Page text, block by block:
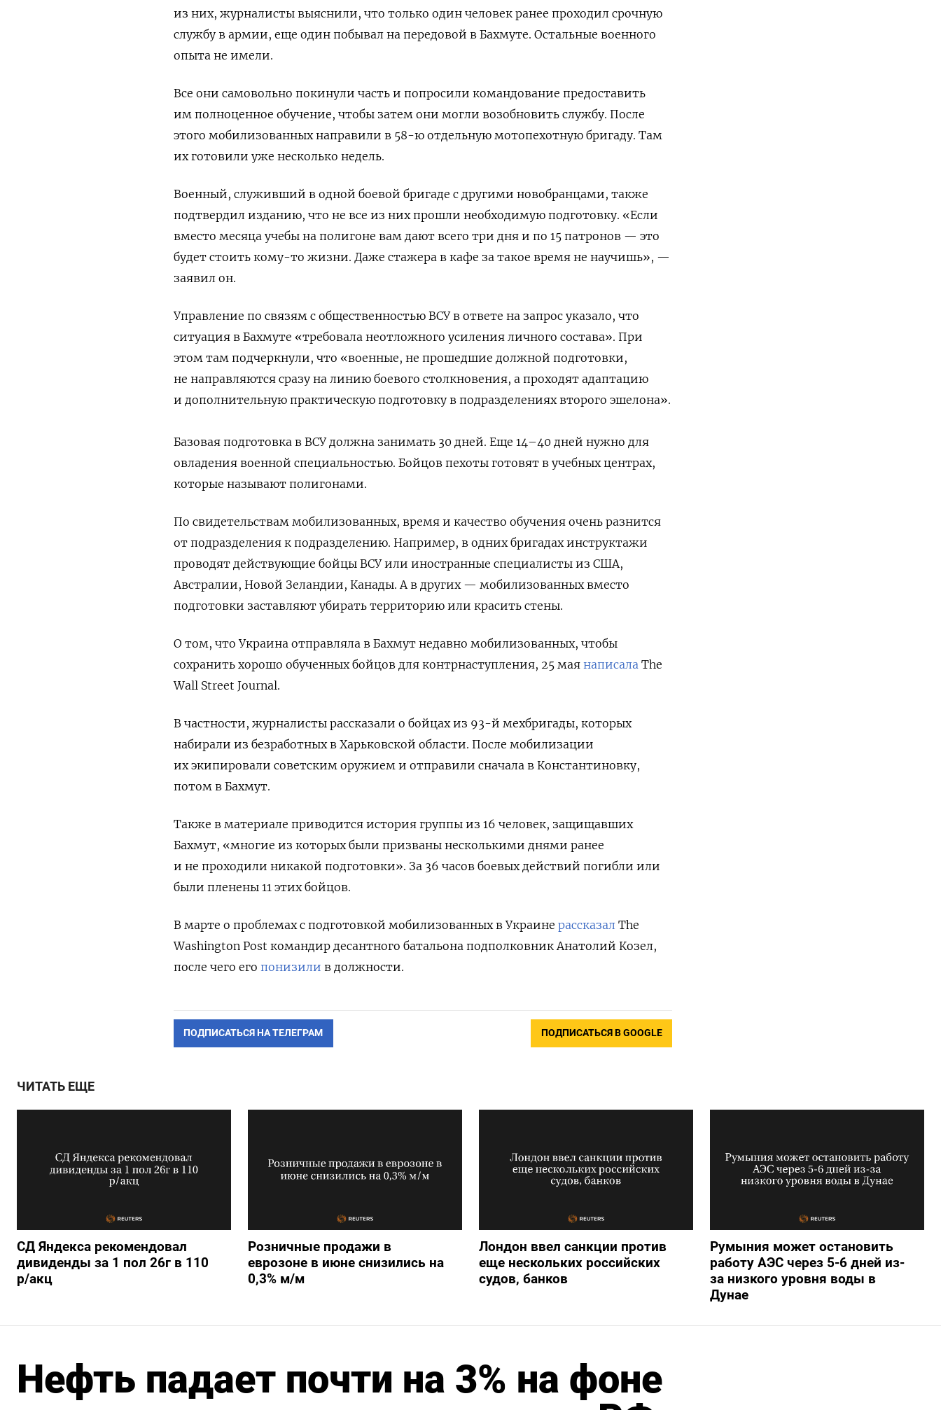
из них, журналисты выяснили, что только один человек ранее проходил срочную
службу в армии, еще один побывал на передовой в Бахмуте. Остальные военного
опыта не имели.
Все они самовольно покинули часть и попросили командование предоставить
им полноценное обучение, чтобы затем они могли возобновить службу. После
этого мобилизованныхнаправили в 58-ю отдельную мотопехотную бригаду. Там
их готовили уже несколько недель.
Военный, служивший в одной боевой бригаде с другими новобранцами, также
подтвердил изданию, что не все из них прошли необходимую подготовку. «Если
вместо месяца учебы на полигоне вам дают всего три дня и по 15 патронов — это
будет стоить кому-то жизни. Даже стажера в кафе за такое время не научишь», —
заявил он.
Управление по связям с общественностью ВСУ в ответе на запрос указало, что
ситуация в Бахмуте «требовала неотложного усиления личного состава». При
этом там подчеркнули, что «военные, не прошедшие должной подготовки,
не направляются сразу на линию боевого столкновения, а проходят адаптацию
и дополнительную практическую подготовку в подразделениях второго эшелона».
Базовая подготовка в ВСУ должна занимать 30 дней. Еще 14–40 дней нужно для
овладения военной специальностью. Бойцов пехоты готовят в учебных центрах,
которые называют полигонами.
По свидетельствам мобилизованных, время и качество обучения очень разнится
от подразделения к подразделению. Например, в одних бригадах инструктажи
проводят действующие бойцы ВСУ или иностранные специалисты из США,
Австралии, Новой Зеландии, Канады. А в других — мобилизованных вместо
подготовки заставляют убирать территорию или красить стены.
О том, что Украина отправляла в Бахмут недавно мобилизованных, чтобы
сохранить хорошо обученных бойцов для контрнаступления, 25 мая написала The
Wall Street Journal.
В частности, журналисты рассказали о бойцах из 93-й мехбригады, которых
набирали из безработных в Харьковской области. После мобилизации
их экипировали советским оружием и отправили сначала в Константиновку,
потом в Бахмут.
Также в материале приводится история группы из 16 человек, защищавших
Бахмут, «многие из которых были призваны несколькими днями ранее
и не проходили никакой подготовки». За 36 часов боевых действий погибли или
были пленены 11 этих бойцов.
В марте о проблемах с подготовкой мобилизованных в Украине рассказал The
Washington Post командир десантного батальона подполковник Анатолий Козел,
после чего его понизили в должности.
ПОДПИСАТЬСЯ НА ТЕЛЕГРАМ ПОДПИСАТЬСЯ В GOOGLE
ЧИТАТЬ ЕЩЕ
СД Яндекса рекомендовал
дивиденды за 1 пол 26г в 110
р/акц
Розничные продажи в
еврозоне в июне снизились на
0,3% м/м
Лондон ввел санкции против
еще нескольких российских
судов, банков
Румыния может остановить
работу АЭС через 5-6 дней из-
за низкого уровня воды в
Дунае
Нефть падает почти на 3% на фоне